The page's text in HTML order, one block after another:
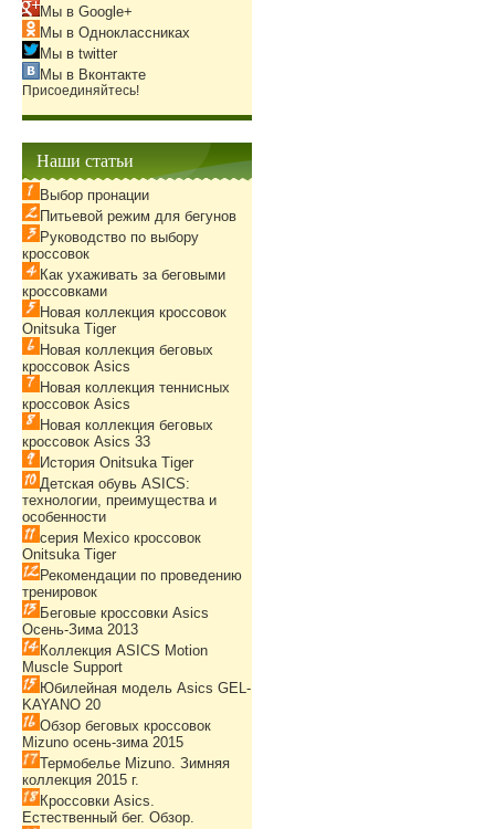
Мы в Google+
Мы в Одноклассниках
Мы в twitter
Мы в Вконтакте
Присоединяйтесь!
Наши статьи
Выбор пронации
Питьевой режим для бегунов
Руководство по выбору
кроссовок
Как ухаживать за беговыми
кроссовками
Новая коллекция кроссовок
Onitsuka Tiger
Новая коллекция беговых
кроссовок Asics
Новая коллекция теннисных
кроссовок Asics
Новая коллекция беговых
кроссовок Asics 33
История Onitsuka Tiger
Детская обувь ASICS:
технологии, преимущества и
особенности
серия Mexico кроссовок
Onitsuka Tiger
Рекомендации по проведению
тренировок
Беговые кроссовки Asics
Осень-Зима 2013
Коллекция ASICS Motion
Muscle Support
Юбилейная модель Asics GEL-
KAYANO 20
Обзор беговых кроссовок
Mizuno осень-зима 2015
Термобелье Mizuno. Зимняя
коллекция 2015 г.
Кроссовки Asics.
Естественный бег. Обзор.